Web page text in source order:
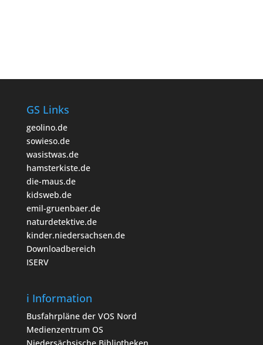
GS Links
geolino.de
sowieso.de
wasistwas.de
hamsterkiste.de
die-maus.de
kidsweb.de
emil-gruenbaer.de
naturdetektive.de
kinder.niedersachsen.de
Downloadbereich
ISERV
i Information
Busfahrpläne der VOS Nord
Medienzentrum OS